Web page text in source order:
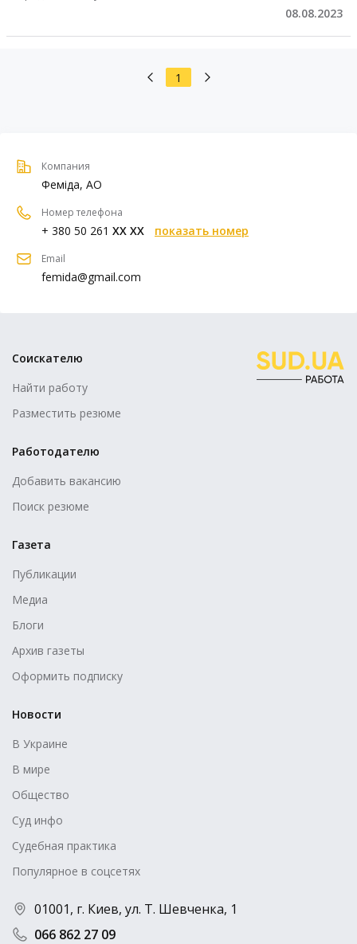
08.08.2023
1
Компания
Феміда, АО
Номер телефона
+ 380 50 261 XX XX показать номер
Email
femida@gmail.com
Соискателю
Найти работу
Разместить резюме
Работодателю
Добавить вакансию
Поиск резюме
Газета
Публикации
Медиа
Блоги
Архив газеты
Оформить подписку
Новости
В Украине
В мире
Общество
Суд инфо
Судебная практика
Популярное в соцсетях
066 862 27 09
01001, г. Киев, ул. Т. Шевченка, 1